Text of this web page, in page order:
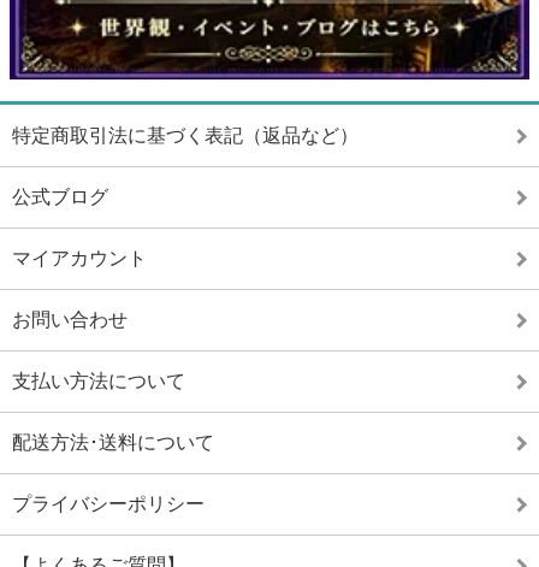
特定商取引法に基づく表記（返品など）
公式ブログ
マイアカウント
お問い合わせ
支払い方法について
配送方法･送料について
プライバシーポリシー